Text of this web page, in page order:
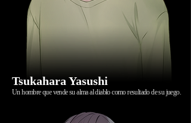
Tsukahara Yasushi
Un hombre que vende su alma al diablo como resultado de su juego.